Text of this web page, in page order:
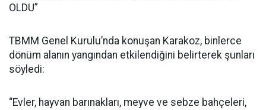
OLDU”
TBMM Genel Kurulu’nda konuşan Karakoz, binlerce
dönüm alanın yangından etkilendiğini belirterek şunları
söyledi:
“Evler, hayvan barınakları, meyve ve sebze bahçeleri,